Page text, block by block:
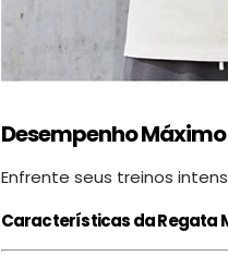
Desempenho
Enfrente seus treinos
Características da Regata